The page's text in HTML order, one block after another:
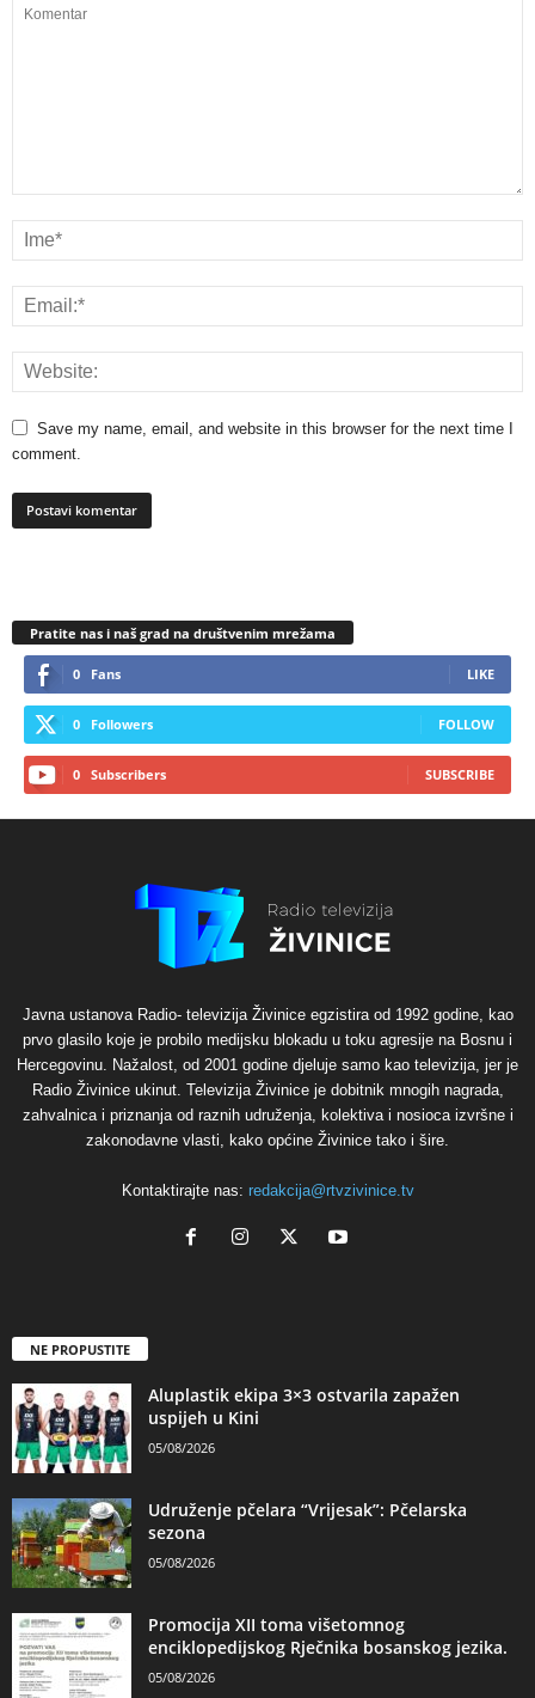
Save my name, email, and website in this browser for the next time I
comment.
Pratite nas i naš grad na društvenim mrežama
0 Fans LIKE
0 Followers FOLLOW
0 Subscribers SUBSCRIBE
Javna ustanova Radio- televizija Živinice egzistira od 1992 godine, kao
prvo glasilo koje je probilo medijsku blokadu u toku agresije na Bosnu i
Hercegovinu. Nažalost, od 2001 godine djeluje samo kao televizija, jer je
Radio Živinice ukinut. Televizija Živinice je dobitnik mnogih nagrada,
zahvalnica i priznanja od raznih udruženja, kolektiva i nosioca izvršne i
zakonodavne vlasti, kako općine Živinice tako i šire.
Kontaktirajte nas: redakcija@rtvzivinice.tv
NE PROPUSTITE
Aluplastik ekipa 3×3 ostvarila zapažen
uspijeh u Kini
05/08/2026
Udruženje pčelara “Vrijesak”: Pčelarska
sezona
05/08/2026
Promocija XII toma višetomnog
enciklopedijskog Rječnika bosanskog jezika.
05/08/2026